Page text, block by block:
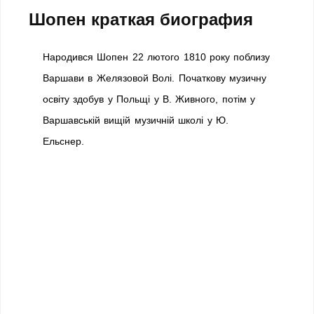
Шопен краткая биография
Народився Шопен 22 лютого 1810 року поблизу
Варшави в Желязовой Волі. Початкову музичну
освіту здобув у Польщі у В. Живного, потім у
Варшавській вищій музичній школі у Ю.
Ельснер.